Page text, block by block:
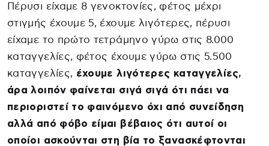
Πέρυσι είχαμε 8 γενοκτονίες, φέτος μέχρι
στιγμής έχουμε 5, έχουμε λιγότερες, πέρυσι
είχαμε το πρώτο τετράμηνο γύρω στις 8.000
καταγγελίες, φέτος έχουμε γύρω στις 5.500
καταγγελίες, έχουμε λιγότερες καταγγελίες,
άρα λοιπόν φαίνεται σιγά σιγά ότι πάει να
περιοριστεί το φαινόμενο όχι από συνείδηση
αλλά από φόβο είμαι βέβαιος ότι αυτοί οι
οποίοι ασκούνται στη βία το ξανασκέφτονται